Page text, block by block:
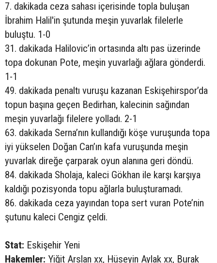
7. dakikada ceza sahası içerisinde topla buluşan
İbrahim Halil'in şutunda meşin yuvarlak filelerle
buluştu. 1-0
31. dakikada Halilovic’in ortasında altı pas üzerinde
topa dokunan Pote, meşin yuvarlağı ağlara gönderdi.
1-1
49. dakikada penaltı vuruşu kazanan Eskişehirspor’da
topun başına geçen Bedirhan, kalecinin sağından
meşin yuvarlağı filelere yolladı. 2-1
63. dakikada Serna’nın kullandığı köşe vuruşunda topa
iyi yükselen Doğan Can’ın kafa vuruşunda meşin
yuvarlak direğe çarparak oyun alanına geri döndü.
84. dakikada Sholaja, kaleci Gökhan ile karşı karşıya
kaldığı pozisyonda topu ağlarla buluşturamadı.
86. dakikada ceza yayından topa sert vuran Pote’nin
şutunu kaleci Cengiz çeldi.
Stat: Eskişehir Yeni
Hakemler: Yiğit Arslan xx, Hüseyin Aylak xx, Burak